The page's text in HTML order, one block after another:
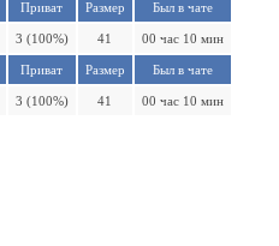
Приват Размер Был в чате
3 (100%) 41 00 час 10 мин
Приват Размер Был в чате
3 (100%) 41 00 час 10 мин